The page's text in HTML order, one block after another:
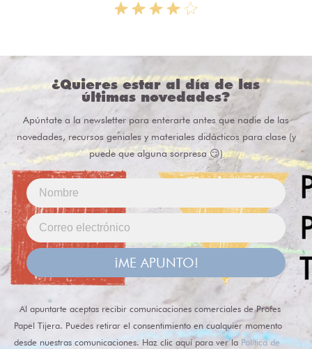
¿Quieres estar al día de las
últimas novedades?
Apúntate a la newsletter para enterarte antes que nadie de las
novedades, recursos geniales y materiales didácticos para clase (y
puede que alguna sorpresa 😏)
¡ME APUNTO!
Al apuntarte aceptas recibir comunicaciones comerciales de Profes
Papel Tijera. Puedes retirar el consentimiento en cualquier momento
desde nuestras comunicaciones. Haz clic aquí para ver la Política de